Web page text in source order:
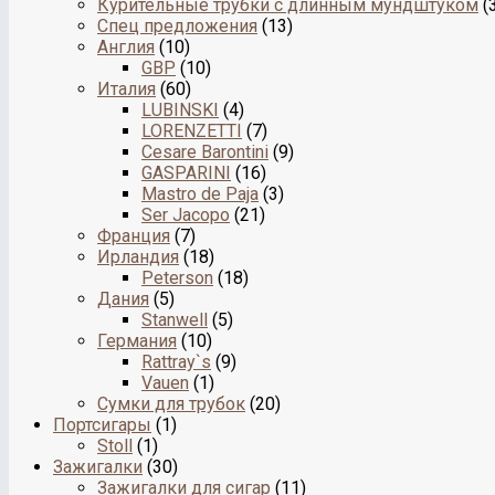
Курительные трубки с длинным мундштуком
Спец предложения (13)
Англия (10)
GBP (10)
Италия (60)
LUBINSKI (4)
LORENZETTI (7)
Cesare Barontini (9)
GASPARINI (16)
Mastro de Paja (3)
Ser Jacopo (21)
Франция (7)
Ирландия (18)
Peterson (18)
Дания (5)
Stanwell (5)
Германия (10)
Rattray`s (9)
Vauen (1)
Сумки для трубок (20)
Портсигары (1)
Stoll (1)
Зажигалки (30)
Зажигалки для сигар (11)